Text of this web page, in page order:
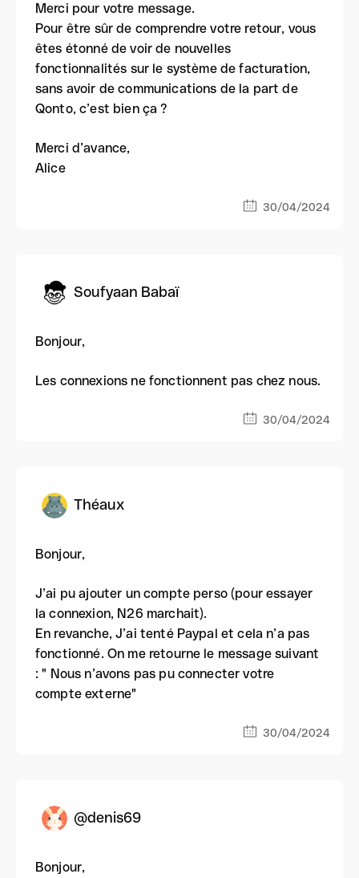
Merci pour votre message.
Pour être sûr de comprendre votre retour, vous
êtes étonné de voir de nouvelles
fonctionnalités sur le système de facturation,
sans avoir de communications de la part de
Qonto, c’est bien ça ?
Merci d’avance,
Alice
30/04/2024
Soufyaan Babaï
Bonjour,
Les connexions ne fonctionnent pas chez nous.
30/04/2024
Théaux
Bonjour,
J’ai pu ajouter un compte perso (pour essayer
la connexion, N26 marchait).
En revanche, J’ai tenté Paypal et cela n’a pas
fonctionné. On me retourne le message suivant
: " Nous n’avons pas pu connecter votre
compte externe"
30/04/2024
@denis69
Bonjour,